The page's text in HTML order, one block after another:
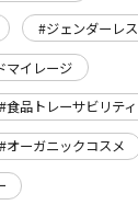
#ジェンダーレス
マイレージ
#食品トレーサビリティ
#オーガニックコスメ